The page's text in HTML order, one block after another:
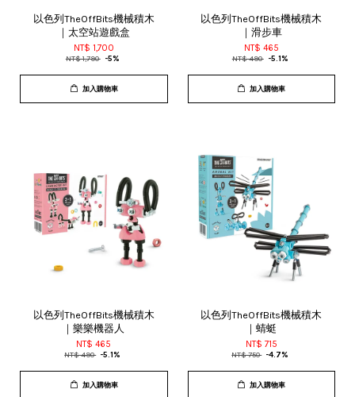
以色列TheOffBits機械積木
｜太空站遊戲盒
NT$ 1,700
NT$ 1,790 -5%
加入購物車
以色列TheOffBits機械積木
｜滑步車
NT$ 465
NT$ 490 -5.1%
加入購物車
以色列TheOffBits機械積木
｜樂樂機器人
NT$ 465
NT$ 490 -5.1%
加入購物車
以色列TheOffBits機械積木
｜蜻蜓
NT$ 715
NT$ 750 -4.7%
加入購物車